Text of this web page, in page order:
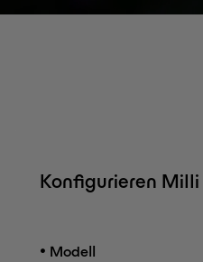
Konfigurieren Milli
• Modell